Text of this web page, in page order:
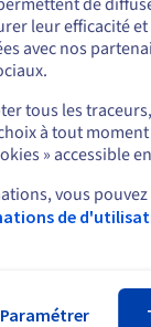
de grâce de
du nom
les
leur efficacité
avec nos
tous les
à tout
» accessible
vous
de
Paramétrer